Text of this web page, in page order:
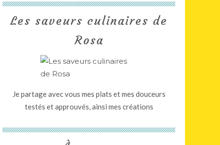
Les saveurs culinaires de
Rosa
Je partage avec vous mes plats et mes douceurs
testés et approuvés, ainsi mes créations